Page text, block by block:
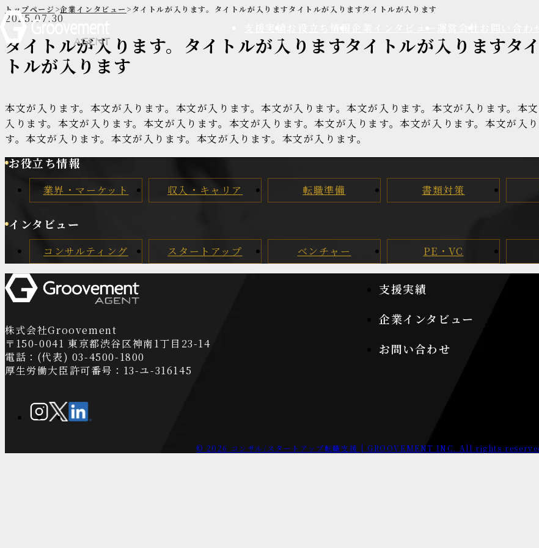
トップページ >企業インタビュー >タイトルが入ります。タイトルが入りますタイトルが入りますタイトルが入ります
2025.07.30
タイトルが入ります。タイトルが入りますタイトルが入りますタイ
トルが入ります
本文が入ります。本文が入ります。本文が入ります。本文が入ります。本文が入ります。本文が入ります。本
入ります。本文が入ります。本文が入ります。本文が入ります。本文が入ります。本文が入ります。本文が入
す。本文が入ります。本文が入ります。本文が入ります。本文が入ります。
お役立ち情報
業界・マーケット 収入・キャリア 転職準備 書類対策
インタビュー
コンサルティング スタートアップ ベンチャー PE・VC
株式会社Groovement
〒150-0041 東京都渋谷区神南1丁目23-14
電話：(代表) 03-4500-1800
厚生労働大臣許可番号：13-ユ-316145
支援実績
企業インタビュー
お問い合わせ
© 2026 コンサル/スタートアップ転職支援 | GROOVEMENT INC. All rights